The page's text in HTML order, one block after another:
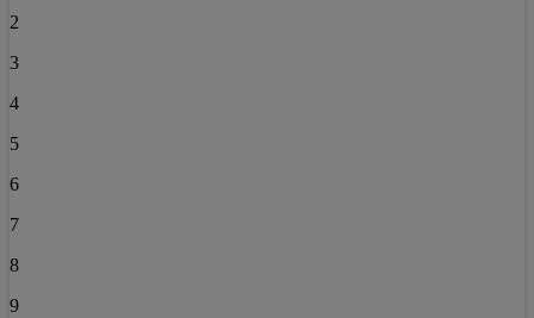
2
3
4
5
6
7
8
9